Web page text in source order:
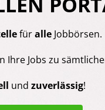
füralle Jobbörsen.
Ihre Jobs zu
und zuverlässig!